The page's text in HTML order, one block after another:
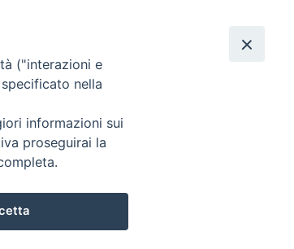
su
("interazioni e
nella
informazioni sui
proseguirai la